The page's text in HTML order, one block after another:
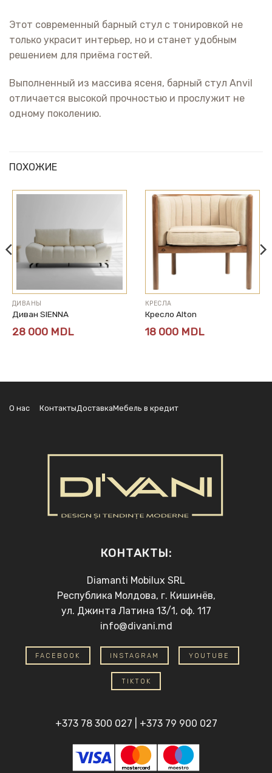
Этот современный барный стул с тонировкой не
только украсит интерьер, но и станет удобным
решением для приёма гостей.
Выполненный из массива ясеня, барный стул Anvil
отличается высокой прочностью и прослужит не
одному поколению.
ПОХОЖИЕ
ДИВАНЫ
Диван SIENNA
28 000 MDL
КРЕСЛА
Кресло Alton
18 000 MDL
О нас Контакты ДоставкаМебель в кредит
КОНТАКТЫ:
Diamanti Mobilux SRL
Республика Молдова, г. Кишинёв,
ул. Джинта Латина 13/1, оф. 117
info@divani.md
FACEBOOK INSTAGRAM YOUTUBE
TIKTOK
+373 78 300 027 +373 79 900 027